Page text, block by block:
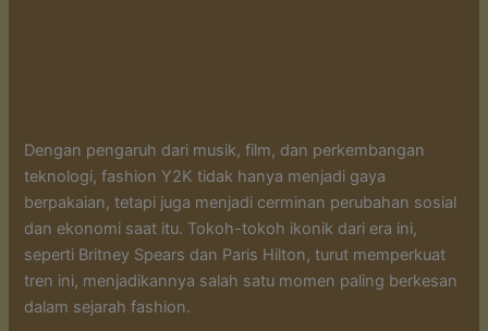
Dengan pengaruh dari musik, film, dan perkembangan
teknologi, fashion Y2K tidak hanya menjadi gaya
berpakaian, tetapi juga menjadi cerminan perubahan sosial
dan ekonomi saat itu. Tokoh-tokoh ikonik dari era ini,
seperti Britney Spears dan Paris Hilton, turut memperkuat
tren ini, menjadikannya salah satu momen paling berkesan
dalam sejarah fashion.